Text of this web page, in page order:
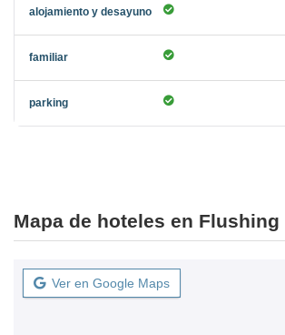
Mapa de hoteles en Flushing
Ver en Google Maps